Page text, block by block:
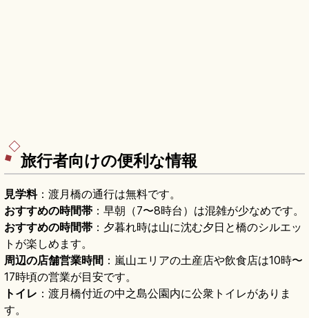
旅行者向けの便利な情報
見学料：渡月橋の通行は無料です。
おすすめの時間帯 ：早朝（7〜8時台）は混雑が少なめです。
おすすめの時間帯 ：夕暮れ時は山に沈む夕日と橋のシルエッ
トが楽しめます。
周辺の店舗営業時間 ：嵐山エリアの土産店や飲食店は10時〜
17時頃の営業が目安です。
トイレ ：渡月橋付近の中之島公園内に公衆トイレがありま
す。